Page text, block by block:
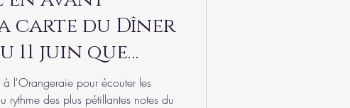
carte du Dîner
11 juin que
l'Orangeraie
l'Orangeraie pour écouter les
rythme des plus pétillantes notes du